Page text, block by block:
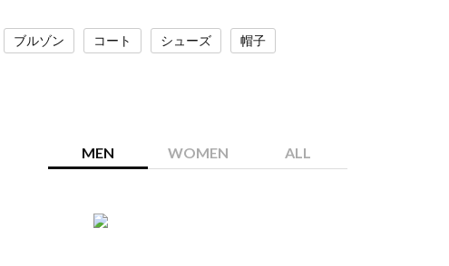
ブルゾン コート シューズ
帽子
MEN WOMEN ALL